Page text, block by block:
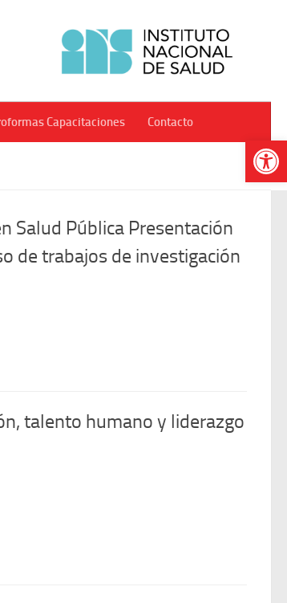
Capacitaciones Contacto
Salud Pública Presentación
de trabajos de investigación
talento humano y liderazgo